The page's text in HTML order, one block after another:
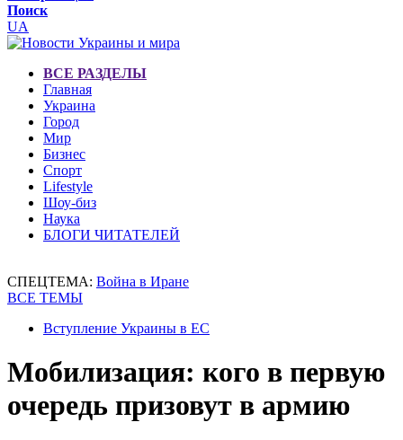
Поиск
UA
ВСЕ РАЗДЕЛЫ
Главная
Украина
Город
Мир
Бизнес
Спорт
Lifestyle
Шоу-биз
Наука
БЛОГИ ЧИТАТЕЛЕЙ
СПЕЦТЕМА: Война в Иране
ВСЕ ТЕМЫ
Вступление Украины в ЕС
Мобилизация: кого в первую
очередь призовут в армию